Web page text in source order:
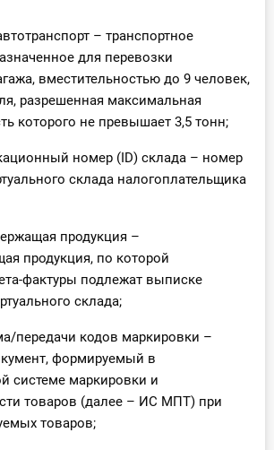
– транспортное
для перевозки
вместительностью до 9 человек,
разрешенная максимальная
которого не превышает 3,5 тонн;
номер (ID) склада – номер
склада налогоплательщика
продукция –
продукция, по которой
фактуры подлежат выписке
склада;
передачи кодов маркировки –
формируемый в
системе маркировки и
товаров (далее – ИС МПТ) при
товаров;